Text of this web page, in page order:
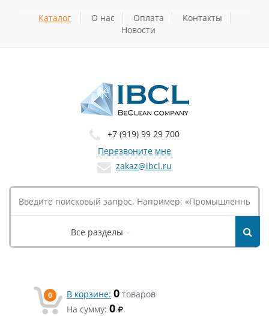
Каталог О нас Оплата
Контакты
Новости
+7 (919) 99 29 700
Перезвоните мне
zakaz@ibcl.ru
Все разделы
0 В корзине: 0 товаров
На сумму: 0